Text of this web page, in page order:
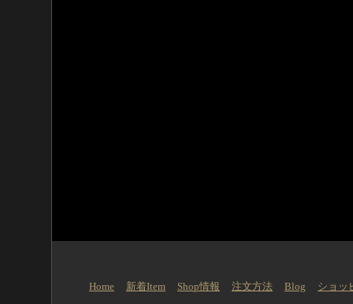
Home 新着Item Shop情報 注文方法 Blog
ショッ